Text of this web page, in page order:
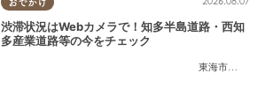
東海市
,大府市
渋滞状況はWebカメラで！知多半島道路・西知
多産業道路等の今をチェック